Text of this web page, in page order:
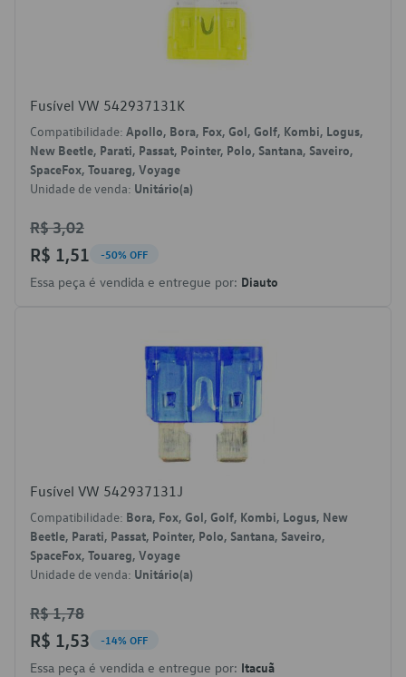
Fusível VW 542937131K
Compatibilidade: Apollo, Bora, Fox, Gol, Golf, Kombi, Logus,
New Beetle, Parati, Passat, Pointer, Polo, Santana, Saveiro,
SpaceFox, Touareg, Voyage
Unidade de venda: Unitário(a)
R$ 3,02
R$ 1,51 -50% OFF
Essa peça é vendida e entregue por: Diauto
Fusível VW 542937131J
Compatibilidade: Bora, Fox, Gol, Golf, Kombi, Logus, New
Beetle, Parati, Passat, Pointer, Polo, Santana, Saveiro,
SpaceFox, Touareg, Voyage
Unidade de venda: Unitário(a)
R$ 1,78
R$ 1,53 -14% OFF
Essa peça é vendida e entregue por: Itacuã